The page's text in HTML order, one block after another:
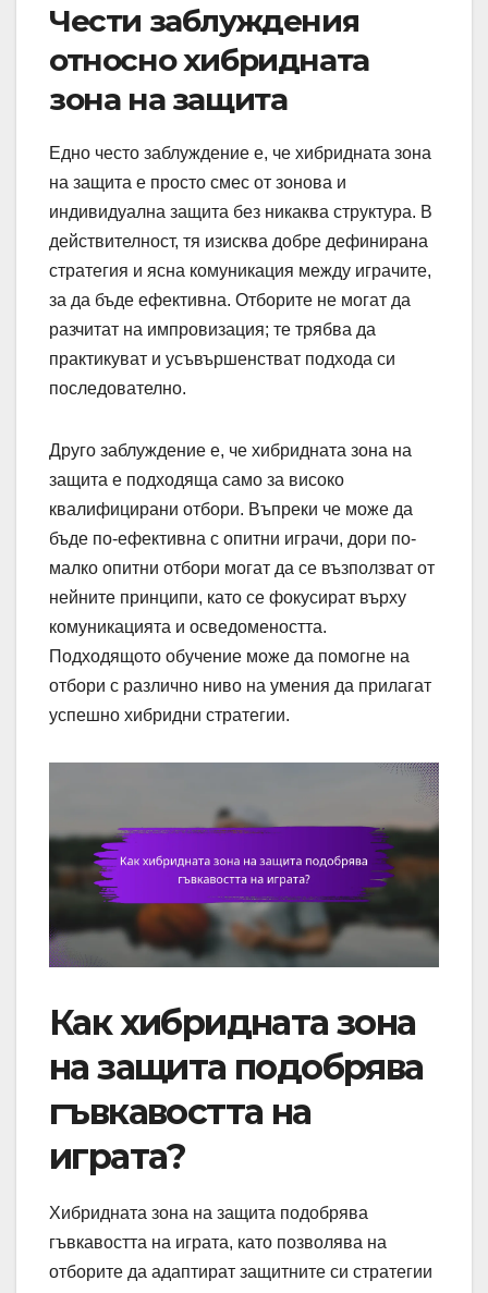
Чести заблуждения
относно хибридната
зона на защита
Едно често заблуждение е, че хибридната зона
на защита е просто смес от зонова и
индивидуална защита без никаква структура. В
действителност, тя изисква добре дефинирана
стратегия и ясна комуникация между играчите,
за да бъде ефективна. Отборите не могат да
разчитат на импровизация; те трябва да
практикуват и усъвършенстват подхода си
последователно.
Друго заблуждение е, че хибридната зона на
защита е подходяща само за високо
квалифицирани отбори. Въпреки че може да
бъде по-ефективна с опитни играчи, дори по-
малко опитни отбори могат да се възползват от
нейните принципи, като се фокусират върху
комуникацията и осведомеността.
Подходящото обучение може да помогне на
отбори с различно ниво на умения да прилагат
успешно хибридни стратегии.
Как хибридната зона
на защита подобрява
гъвкавостта на
играта?
Хибридната зона на защита подобрява
гъвкавостта на играта, като позволява на
отборите да адаптират защитните си стратегии